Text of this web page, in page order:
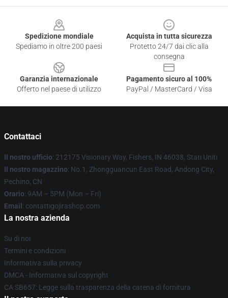
Spedizione mondiale
Spediamo in oltre 200 paesi
Acquista in tutta sicurezza
Protetto 24/7 dai clic alla
consegna
Garanzia internazionale
Offerto nel paese di utilizzo
Pagamento sicuro al 100%
PayPal / MasterCard / Visa
Contattaci
Il nostro ufficio: 212175 Visionary Way, Fishers, IN 46038, Stati Uniti
Il nostro magazzino: No.1, Zhongguancun East Road, Andong City,
Pechino, CN
Orario: 9AM – 5PM (Mon – Fri)
Email : contattigojirashop.com
La nostra azienda
Su di noi
Termini e condizioni
Informativa sulla privacy
DMCA - Informativa sul copyright
CA SB657: Legge sulla trasparenza della catena di fornitura